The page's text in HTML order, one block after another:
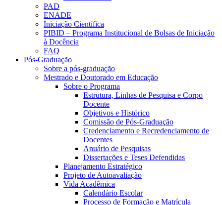
PAD
ENADE
Iniciação Científica
PIBID – Programa Institucional de Bolsas de Iniciação
à Docência
FAQ
Pós-Graduação
Sobre a pós-graduação
Mestrado e Doutorado em Educação
Sobre o Programa
Estrutura, Linhas de Pesquisa e Corpo
Docente
Objetivos e Histórico
Comissão de Pós-Graduação
Credenciamento e Recredenciamento de
Docentes
Anuário de Pesquisas
Dissertações e Teses Defendidas
Planejamento Estratégico
Projeto de Autoavaliação
Vida Acadêmica
Calendário Escolar
Processo de Formação e Matrícula